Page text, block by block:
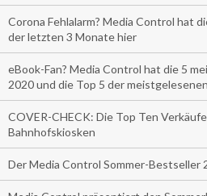
Corona Fehlalarm? Media Control hat
der letzten 3 Monate hier
eBook-Fan? Media Control hat die 5
2020 und die Top 5 der
COVER-CHECK: Die Top Ten
Bahnhofskiosken
Der Media Control Sommer-Bestseller